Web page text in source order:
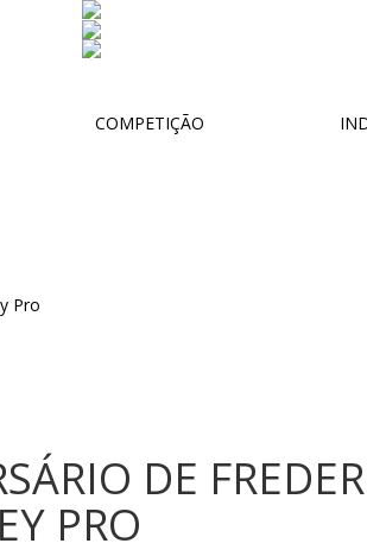
COMPETIÇÃO
DE
PRO